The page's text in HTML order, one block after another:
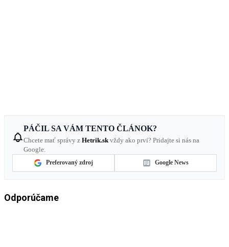
PÁČIL SA VÁM TENTO ČLÁNOK?
Chcete mať správy z Hetrik.sk vždy ako prví? Pridajte si nás na
Google.
Preferovaný zdroj Google News
Odporúčame